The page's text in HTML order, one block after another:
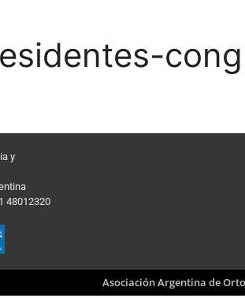
y
48012320
Asociación Argentina de